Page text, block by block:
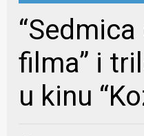
filma” i
u kinu